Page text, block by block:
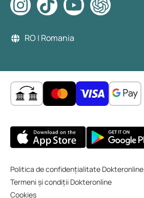
RO | Romania
Politica de confidențialitate Dokteronline
Termeni și condiții Dokteronline
Cookies